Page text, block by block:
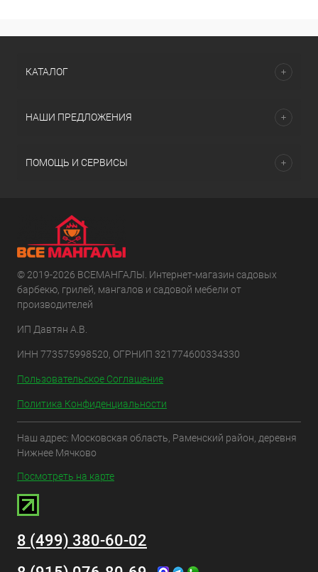
КАТАЛОГ
НАШИ ПРЕДЛОЖЕНИЯ
ПОМОЩЬ И СЕРВИСЫ
© 2019-2026 ВСЕМАНГАЛЫ. Интернет-магазин садовых
барбекю, грилей, мангалов и садовой мебели от
производителей
ИП Давтян А.В.
ИНН 773575998520, ОГРНИП 321774600334330
Пользовательское Соглашение
Политика Конфиденциальности
Наш адрес: Московская область, Раменский район, деревня
Нижнее Мячково
Посмотреть на карте
8 (499) 380-60-02